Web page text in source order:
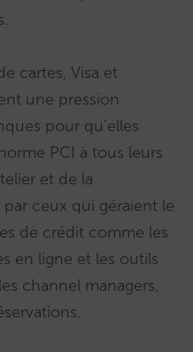
cartes, Visa et
une pression
pour qu’elles
PCI à tous leurs
et de la
ceux qui géraient le
de crédit comme les
en ligne et les outils
channel managers,